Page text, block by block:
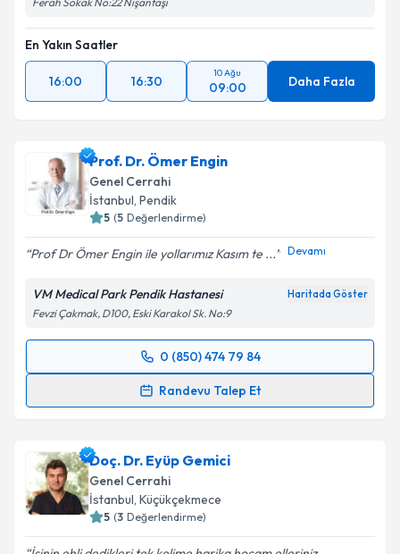
En Yakın Saatler
16:00 16:30
10 Ağu
09:00 Daha Fazla
Prof. Dr. Ömer Engin
Genel Cerrahi
İstanbul, Pendik
5 (5 Değerlendirme)
Prof Dr Ömer Engin ile yollarımız Kasım te ... Devamı
VM Medical Park Pendik Hastanesi Haritada Göster
Fevzi Çakmak, D100, Eski Karakol Sk. No:9
0 (850) 474 79 84
Randevu Talep Et
Randevu Takvimi Talebi
takvim hazırlandığında e-posta ile bilgilendireceğiz.
E-posta Adresiniz
Doç. Dr. Eyüp Gemici
Genel Cerrahi
İstanbul, Küçükçekmece
5 (3 Değerlendirme)